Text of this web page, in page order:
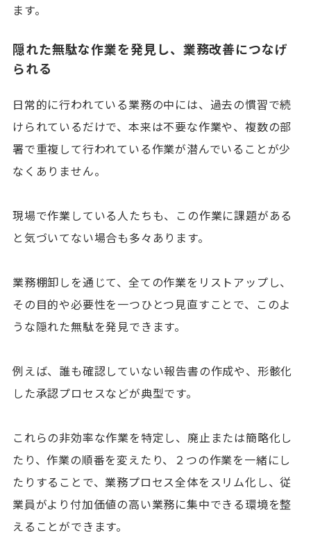
ます。
隠れた無駄な作業を発見し、業務改善につなげ
られる
日常的に行われている業務の中には、過去の慣習で続
けられているだけで、本来は不要な作業や、複数の部
署で重複して行われている作業が潜んでいることが少
なくありません。
現場で作業している人たちも、この作業に課題がある
と気づいてない場合も多々あります。
業務棚卸しを通じて、全ての作業をリストアップし、
その目的や必要性を一つひとつ見直すことで、このよ
うな隠れた無駄を発見できます。
例えば、誰も確認していない報告書の作成や、形骸化
した承認プロセスなどが典型です。
これらの非効率な作業を特定し、廃止または簡略化し
たり、作業の順番を変えたり、２つの作業を一緒にし
たりすることで、業務プロセス全体をスリム化し、従
業員がより付加価値の高い業務に集中できる環境を整
えることができます。